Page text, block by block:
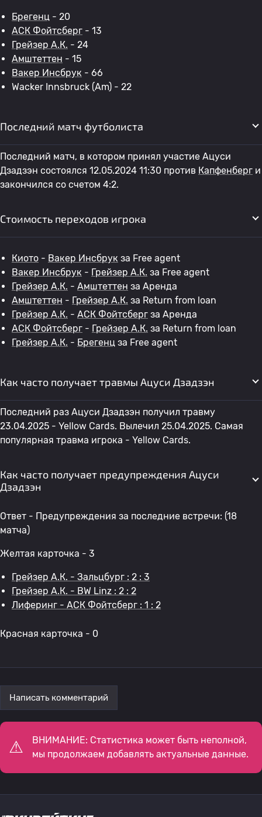
Брегенц - 20
АСК Фойтсберг - 13
Грейзер А.К. - 24
Амштеттен - 15
Вакер Инсбрук - 66
Wacker Innsbruck (Am) - 22
Последний матч футболиста
Последний матч, в котором принял участие Ацуси
Дзадзэн состоялся 12.05.2024 11:30 против Капфенберг и
закончился со счетом 4:2.
Стоимость переходов игрока
Киото - Вакер Инсбрук за Free agent
Вакер Инсбрук - Грейзер А.К. за Free agent
Грейзер А.К. - Амштеттен за Аренда
Амштеттен - Грейзер А.К. за Return from loan
Грейзер А.К. - АСК Фойтсберг за Аренда
АСК Фойтсберг - Грейзер А.К. за Return from loan
Грейзер А.К. - Брегенц за Free agent
Как часто получает травмы Ацуси Дзадзэн
Последний раз Ацуси Дзадзэн получил травму
23.04.2025 - Yellow Cards. Вылечил 25.04.2025. Самая
популярная травма игрока - Yellow Cards.
Как часто получает предупреждения Ацуси
Дзадзэн
Ответ - Предупреждения за последние встречи: (18
матча)
Желтая карточка - 3
Грейзер А.К. - Зальцбург : 2 : 3
Грейзер А.К. - BW Linz : 2 : 2
Лиферинг - АСК Фойтсберг : 1 : 2
Красная карточка - 0
Написать комментарий
ВНИМАНИЕ: Статистика может быть неполной,
мы продолжаем добавлять актуальные данные.